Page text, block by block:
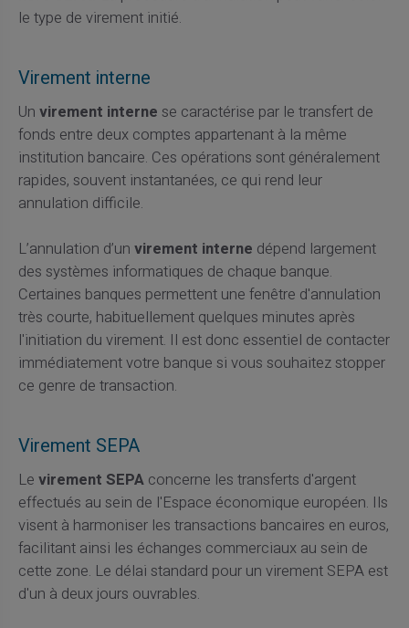
le type de virement initié.
Virement interne
Un virement interne se caractérise par le transfert de
fonds entre deux comptes appartenant à la même
institution bancaire. Ces opérations sont généralement
rapides, souvent instantanées, ce qui rend leur
annulation difficile.
L’annulation d’un virement interne dépend largement
des systèmes informatiques de chaque banque.
Certaines banques permettent une fenêtre d'annulation
très courte, habituellement quelques minutes après
l'initiation du virement. Il est donc essentiel de contacter
immédiatement votre banque si vous souhaitez stopper
ce genre de transaction.
Virement SEPA
Le virement SEPAconcerne les transferts d'argent
effectués au sein de l'Espace économique européen. Ils
visent à harmoniser les transactions bancaires en euros,
facilitant ainsi les échanges commerciaux au sein de
cette zone. Le délai standard pour un virement SEPA est
d'un à deux jours ouvrables.